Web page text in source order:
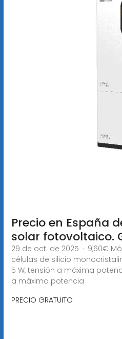
Precio en España
solar fotovoltaico.
29 de oct. de 2025 · 9,60€
células de silicio
5 W, tensión a máxima
a máxima potencia
PRECIO GRATUITO